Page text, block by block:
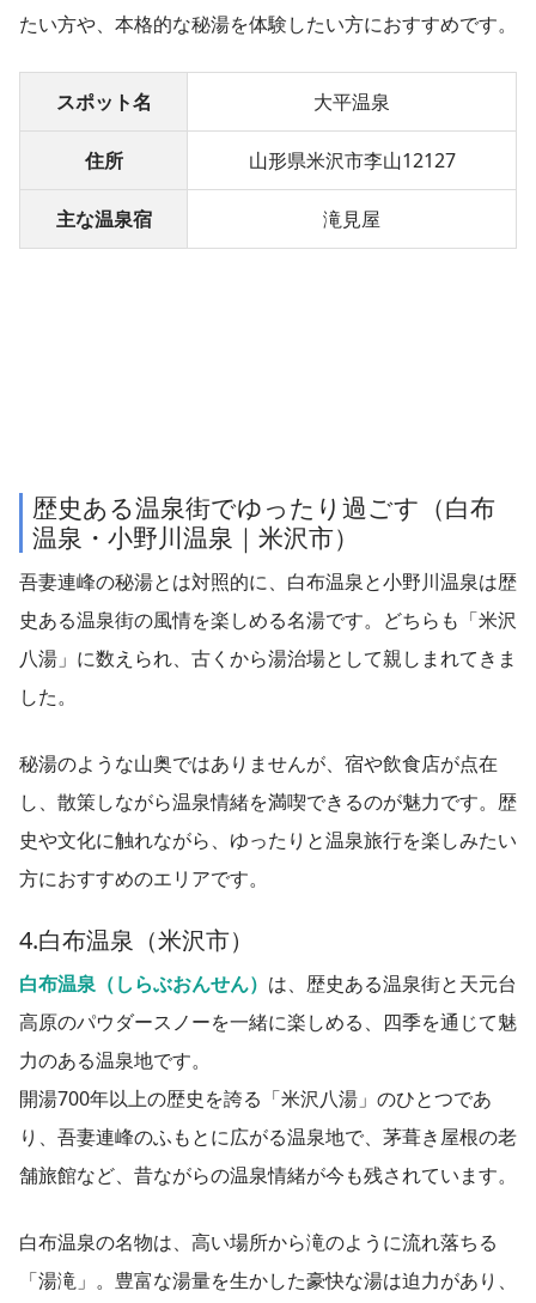
たい方や、本格的な秘湯を体験したい方におすすめです。
スポット名 大平温泉
住所 山形県米沢市李山12127
主な温泉宿 滝見屋
歴史ある温泉街でゆったり過ごす（白布
温泉・小野川温泉｜米沢市）
吾妻連峰の秘湯とは対照的に、白布温泉と小野川温泉は歴
史ある温泉街の風情を楽しめる名湯です。どちらも「米沢
八湯」に数えられ、古くから湯治場として親しまれてきま
した。
秘湯のような山奥ではありませんが、宿や飲食店が点在
し、散策しながら温泉情緒を満喫できるのが魅力です。歴
史や文化に触れながら、ゆったりと温泉旅行を楽しみたい
方におすすめのエリアです。
4.白布温泉（米沢市）
白布温泉（しらぶおんせん） は、歴史ある温泉街と天元台
高原のパウダースノーを一緒に楽しめる、四季を通じて魅
力のある温泉地です。
開湯700年以上の歴史を誇る「米沢八湯」のひとつであ
り、吾妻連峰のふもとに広がる温泉地で、茅葺き屋根の老
舗旅館など、昔ながらの温泉情緒が今も残されています。
白布温泉の名物は、高い場所から滝のように流れ落ちる
「湯滝」。豊富な湯量を生かした豪快な湯は迫力があり、